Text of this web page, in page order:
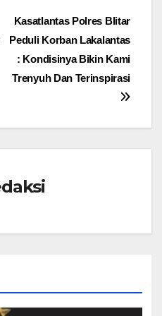
Kasatlantas Polres Blitar
Peduli Korban Lakalantas
: Kondisinya Bikin Kami
Trenyuh Dan Terinspirasi